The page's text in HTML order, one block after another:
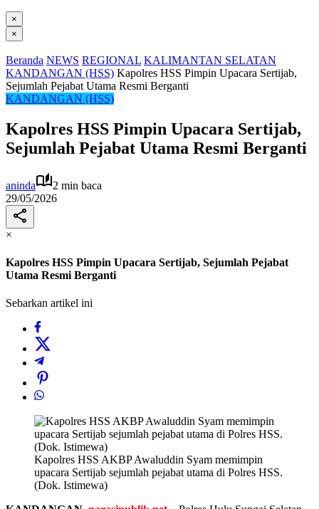
×
×
Beranda NEWS REGIONAL KALIMANTAN SELATAN
KANDANGAN (HSS) Kapolres HSS Pimpin Upacara Sertijab,
Sejumlah Pejabat Utama Resmi Berganti
KANDANGAN (HSS)
Kapolres HSS Pimpin Upacara Sertijab,
Sejumlah Pejabat Utama Resmi Berganti
aninda
2 min baca
29/05/2026
×
Kapolres HSS Pimpin Upacara Sertijab, Sejumlah Pejabat
Utama Resmi Berganti
Sebarkan artikel ini
Kapolres HSS AKBP Awaluddin Syam memimpin
upacara Sertijab sejumlah pejabat utama di Polres HSS.
(Dok. Istimewa)